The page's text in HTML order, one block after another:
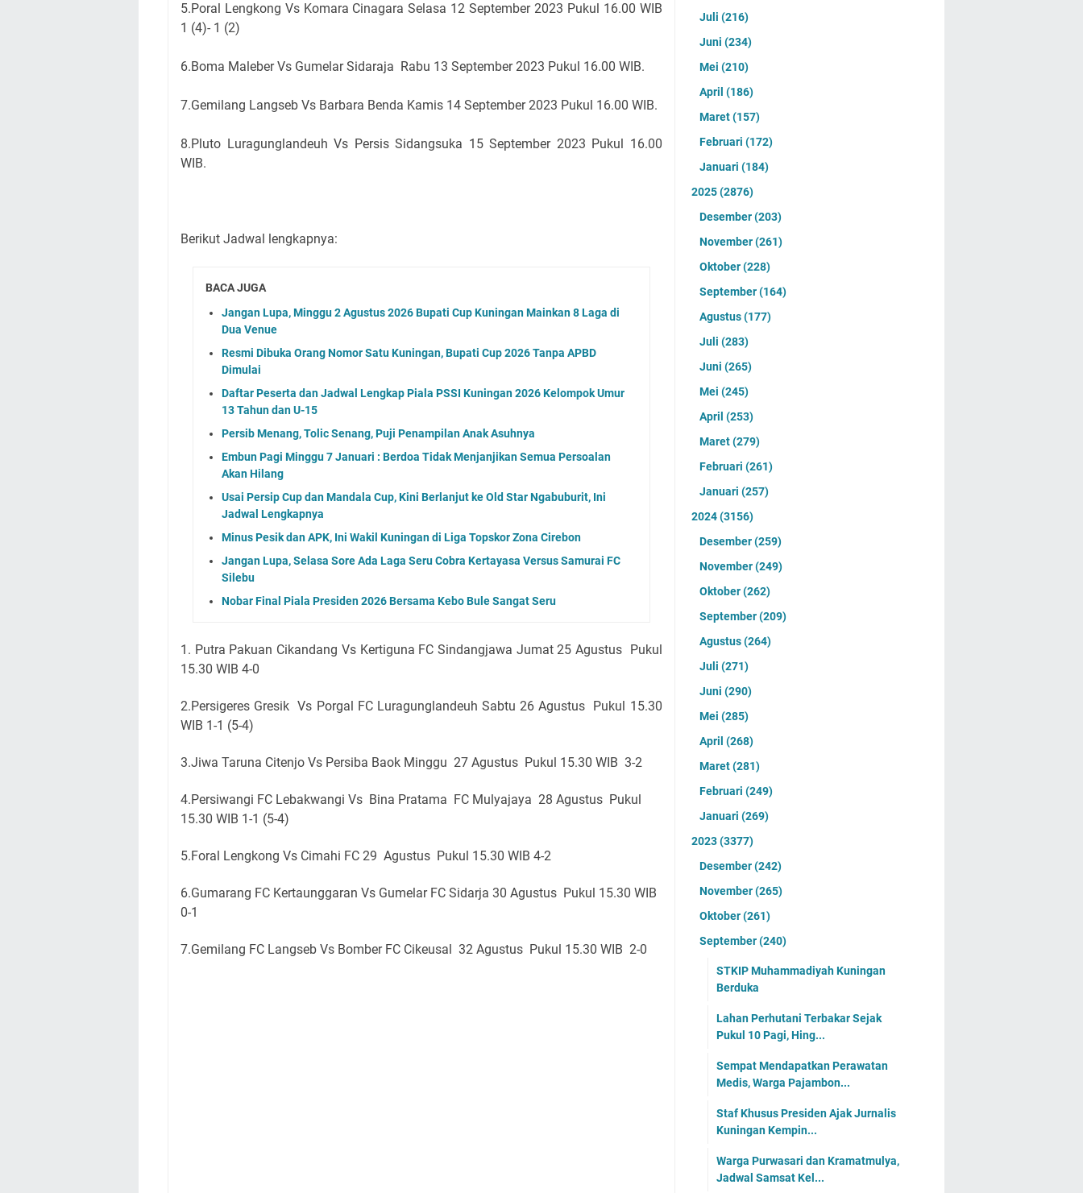
5.Poral Lengkong Vs Komara Cinagara Selasa 12 September 2023 Pukul 16.00 WIB
1 (4)- 1 (2)
6.Boma Maleber Vs Gumelar Sidaraja Rabu 13 September 2023 Pukul 16.00 WIB.
7.Gemilang Langseb Vs Barbara Benda Kamis 14 September 2023 Pukul 16.00 WIB.
8.Pluto Luragunglandeuh Vs Persis Sidangsuka 15 September 2023 Pukul 16.00
WIB.
Berikut Jadwal lengkapnya:
BACA JUGA
Jangan Lupa, Minggu 2 Agustus 2026 Bupati Cup Kuningan Mainkan 8 Laga di
Dua Venue
Resmi Dibuka Orang Nomor Satu Kuningan, Bupati Cup 2026 Tanpa APBD
Dimulai
Daftar Peserta dan Jadwal Lengkap Piala PSSI Kuningan 2026 Kelompok Umur
13 Tahun dan U-15
Persib Menang, Tolic Senang, Puji Penampilan Anak Asuhnya
Embun Pagi Minggu 7 Januari : Berdoa Tidak Menjanjikan Semua Persoalan
Akan Hilang
Usai Persip Cup dan Mandala Cup, Kini Berlanjut ke Old Star Ngabuburit, Ini
Jadwal Lengkapnya
Minus Pesik dan APK, Ini Wakil Kuningan di Liga Topskor Zona Cirebon
Jangan Lupa, Selasa Sore Ada Laga Seru Cobra Kertayasa Versus Samurai FC
Silebu
Nobar Final Piala Presiden 2026 Bersama Kebo Bule Sangat Seru
1. Putra Pakuan Cikandang Vs Kertiguna FC Sindangjawa Jumat 25 Agustus Pukul
15.30 WIB 4-0
2.Persigeres Gresik Vs Porgal FC Luragunglandeuh Sabtu 26 Agustus Pukul 15.30
WIB 1-1 (5-4)
3.Jiwa Taruna Citenjo Vs Persiba Baok Minggu 27 Agustus Pukul 15.30 WIB 3-2
4.Persiwangi FC Lebakwangi Vs Bina Pratama FC Mulyajaya 28 Agustus Pukul
15.30 WIB 1-1 (5-4)
5.Foral Lengkong Vs Cimahi FC 29 Agustus Pukul 15.30 WIB 4-2
6.Gumarang FC Kertaunggaran Vs Gumelar FC Sidarja 30 Agustus Pukul 15.30 WIB
0-1
7.Gemilang FC Langseb Vs Bomber FC Cikeusal 32 Agustus Pukul 15.30 WIB 2-0
Juli (216)
Juni (234)
Mei (210)
April (186)
Maret(157)
Februari (172)
Januari (184)
2025(2876)
Desember(203)
November(261)
Oktober(228)
September(164)
Agustus(177)
Juli (283)
Juni (265)
Mei (245)
April (253)
Maret(279)
Februari (261)
Januari (257)
2024(3156)
Desember(259)
November(249)
Oktober(262)
September(209)
Agustus(264)
Juli (271)
Juni (290)
Mei (285)
April (268)
Maret(281)
Februari (249)
Januari (269)
2023(3377)
Desember(242)
November(265)
Oktober(261)
September(240)
STKIP Muhammadiyah Kuningan
Berduka
Lahan Perhutani Terbakar Sejak
Pukul 10 Pagi, Hing...
Sempat Mendapatkan Perawatan
Medis, Warga Pajambon...
Staf Khusus Presiden Ajak Jurnalis
Kuningan Kempin...
Warga Purwasari dan Kramatmulya,
Jadwal Samsat Kel...